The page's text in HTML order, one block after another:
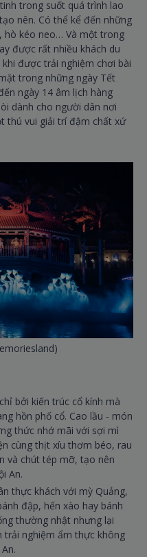
trong suốt quá trình lao
nên. Có thể kể đến những
hò kéo neo… Và một trong
được rất nhiều khách du
được trải nghiệm chơi bài
trong những ngày Tết
ngày 14 âm lịch hàng
dành cho người dân nơi
thú vui giải trí đậm chất xứ
bởi kiến trúc cổ kính mà
hồn phố cổ. Cao lầu - món
thức nhớ mãi với sợi mì
cùng thịt xíu thơm béo, rau
và chút tép mỡ, tạo nên
An.
thực khách với mỳ Quảng,
đập, hến xào hay bánh
thường nhật nhưng lại
trải nghiệm ẩm thực không